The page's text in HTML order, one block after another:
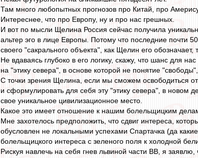
Там много любопытных прогнозов про Китай, про
Интереснее, что про Европу, ну и про нас грешных.
И вот по мысли Щелина Россия сейчас получила
альтер эго в лице Европы. Потому что последние почти
своего "сакрального объекта", как Щелин его обозначает,
Не вдаваясь глубоко в его логику, скажу, что шанс для
на "этику севера", в основе которой не понятие
С точки зрения Щелина, если мы сможем освободиться
и сформулировать для себя эту "этику севера", в новом
свое уникальное цивилизационное место.
Какое это имеет отношение к нашим болельщицким
Мне захотелось предположить, что сдвиг интереса,
обусловлен не локальными успехами Спартачка (да
болельщицкого интереса с зеленого поля к холодной
Рискуя навлечь на себя гнев львиной части ВВ, я